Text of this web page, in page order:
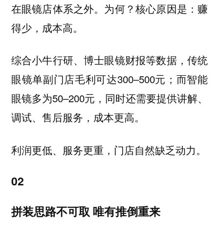
在眼镜店体系之外。为何？核心原因是：赚
得少，成本高。
综合小牛行研、博士眼镜财报等数据，传统
眼镜单副门店毛利可达300–500元；而智能
眼镜多为50–200元，同时还需要提供讲解、
调试、售后服务，成本更高。
利润更低、服务更重，门店自然缺乏动力。
02
拼装思路不可取 唯有推倒重来